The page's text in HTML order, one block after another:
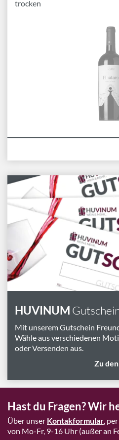
trocken
HUVINUM
Mit unserem Gutschein
Wähle aus verschiedenen
oder Versenden aus.
Zu
Hast du Fragen? Wir
Über unser Kontakformular,
von Mo-Fr, 9-16 Uhr (außer an